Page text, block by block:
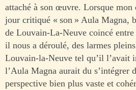
attaché à son œuvre. Lorsque mon
jour critiqué « son » Aula Magna,
de Louvain-La-Neuve coincé
il nous a déroulé, des larmes
Louvain-la-Neuve tel qu’il l’avait
l’Aula Magna aurait du s’intégrer
perspective bien plus vaste et